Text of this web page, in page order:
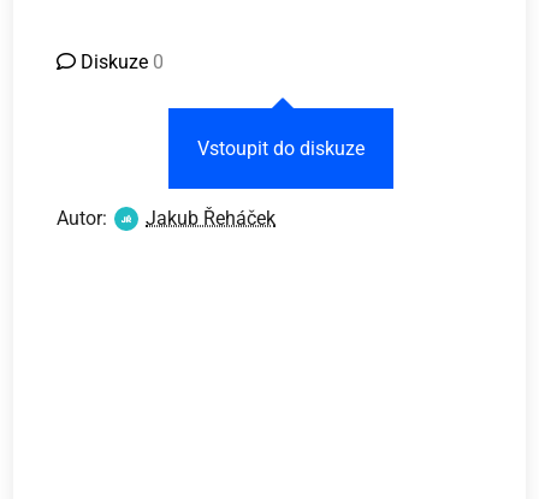
Diskuze 0
Vstoupit do diskuze
Autor: Jakub Řeháček